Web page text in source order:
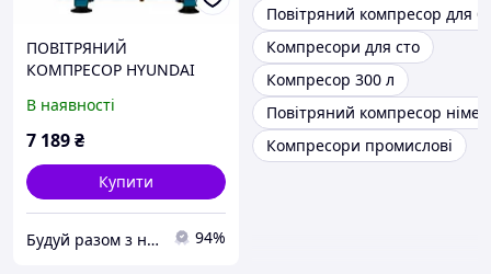
ПОВІТРЯНИЙ
КОМПРЕСОР HYUNDAI
В наявності
7 189₴
Купити
Будуй разом з нами 94%
Повітряний компресор для
Компресори для сто
Компресор 300 л
Повітряний компресор
Компресори промислові